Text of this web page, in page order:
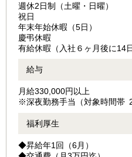
週休2日制（土曜・日曜）
祝日
年末年始休暇（5日）
慶弔休暇
有給休暇（入社６ヶ月後に14
給与
月給330,000円以上
※深夜勤務手当（対象時間帯
福利厚生
◆昇給年1回（6月）